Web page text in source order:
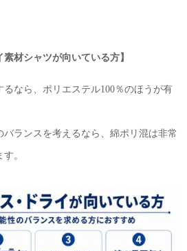
素材シャツが向いている方】
なら、ポリエステル100％のほうが有
ランスを考えるなら、綿ポリ混は非常
。